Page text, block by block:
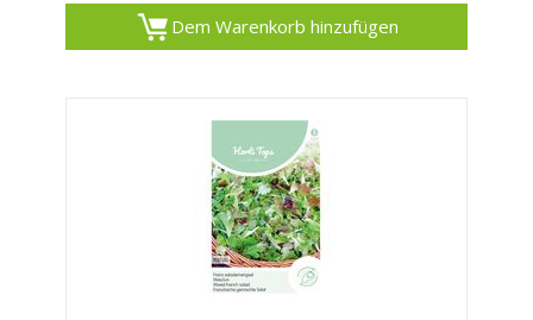
Dem Warenkorb hinzufügen